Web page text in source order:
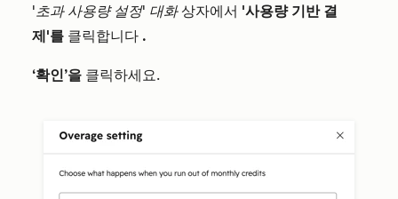
'초과 사용량 설정' 대화상자에서 '사용량 기반 결
제'를 클릭합니다 .
‘확인’을 클릭하세요.